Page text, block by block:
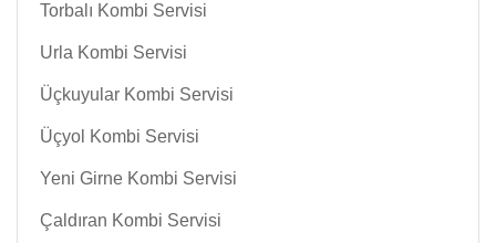
Torbalı Kombi Servisi
Urla Kombi Servisi
Üçkuyular Kombi Servisi
Üçyol Kombi Servisi
Yeni Girne Kombi Servisi
Çaldıran Kombi Servisi